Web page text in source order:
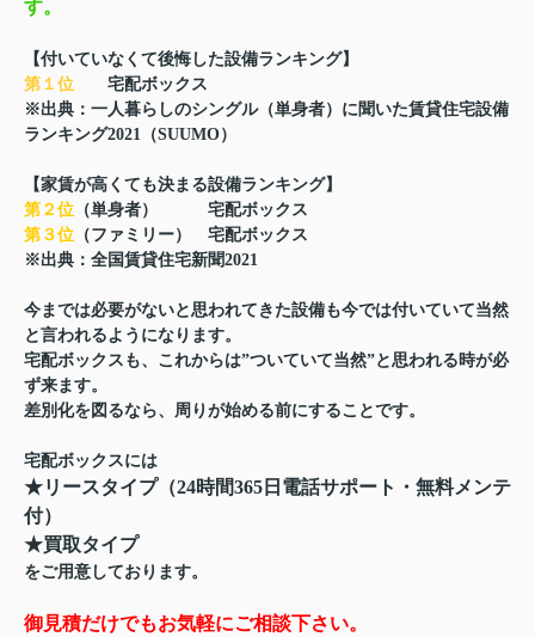
す。
【付いていなくて後悔した設備ランキング】
第１位 宅配ボックス
※出典：一人暮らしのシングル（単身者）に聞いた賃貸住宅設備
ランキング2021（SUUMO）
【家賃が高くても決まる設備ランキング】
第２位 （単身者） 宅配ボックス
第３位 （ファミリー） 宅配ボックス
※出典：全国賃貸住宅新聞2021
今までは必要がないと思われてきた設備も今では付いていて当然
と言われるようになります。
宅配ボックスも、これからは”ついていて当然”と思われる時が必
ず来ます。
差別化を図るなら、周りが始める前にすることです。
宅配ボックスには
★リースタイプ（24時間365日電話サポート・無料メンテ
付）
★買取タイプ
をご用意しております。
御見積だけでもお気軽にご相談下さい。